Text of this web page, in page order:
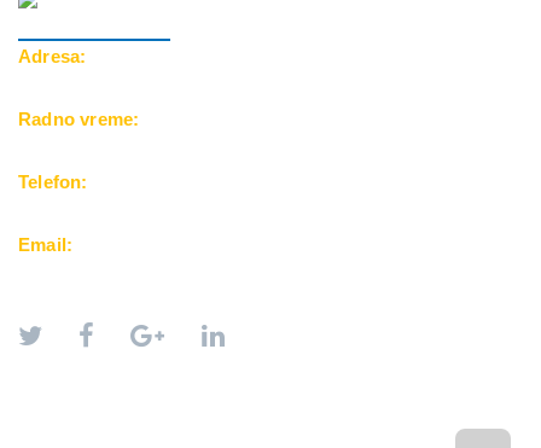
Adresa:
Radno vreme:
Telefon:
Email: